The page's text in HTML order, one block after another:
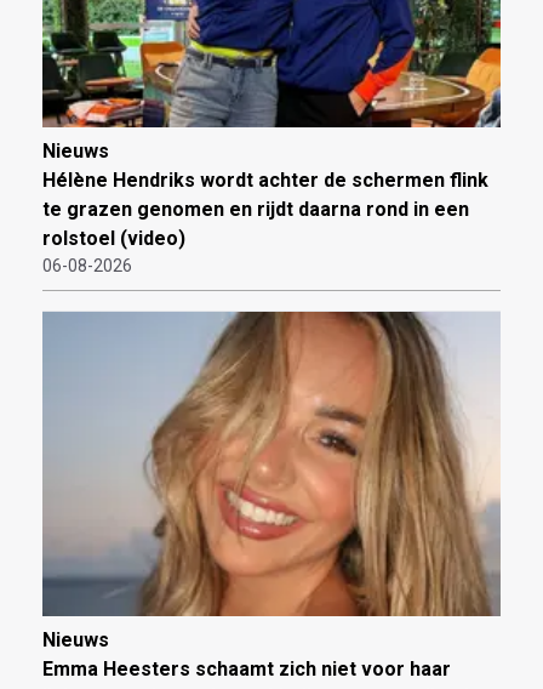
Nieuws
Hélène Hendriks wordt achter de schermen flink
te grazen genomen en rijdt daarna rond in een
rolstoel (video)
06-08-2026
Nieuws
Emma Heesters schaamt zich niet voor haar